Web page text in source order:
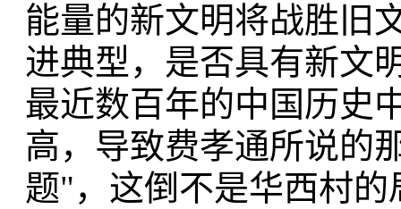
能量的新文明将战胜旧
进典型，是否具有新文
最近数百年的中国历史
高，导致费孝通所说的
题"，这倒不是华西村